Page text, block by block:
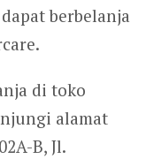
berbelanja
di toko
alamat
B, Jl.